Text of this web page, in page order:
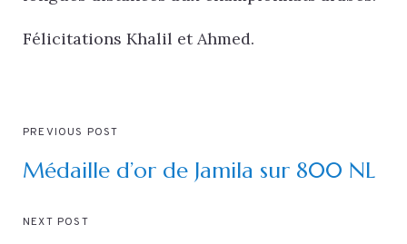
Félicitations Khalil et Ahmed.
PREVIOUS POST
Médaille d’or de Jamila sur 800 NL
NEXT POST